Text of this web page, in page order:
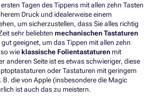
Tagen des Tippens mit allen zehn Tasten
Druck und idealerweise einem
um sicherzustellen, dass Sie alles richtig
sehr beliebten mechanischen Tastaturen
geeignet, um das Tippen mit allen zehn
wie klassische Folientastaturen mit
anderen Seite ist es etwas schwieriger, diese
oder Tastaturen mit geringem
B. die von Apple (insbesondere die Magic
ist auch das zu meistern.